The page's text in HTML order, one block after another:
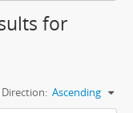
for
Direction: Ascending